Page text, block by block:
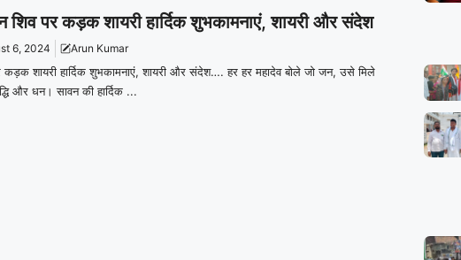
शिव पर कड़क शायरी हार्दिक शुभकामनाएं, शायरी और संदेश
6, 2024 Arun Kumar
कड़क शायरी हार्दिक शुभकामनाएं, शायरी और संदेश…. हर हर महादेव बोले जो जन, उसे मिले
और धन। सावन की हार्दिक ...